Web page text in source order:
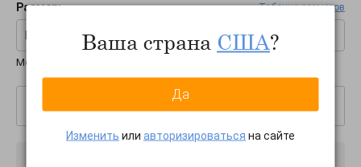
Размер: Таблица размеров
Международные размеры:
–
Ваша страна США?
Да
Изменить или авторизироваться на сайте